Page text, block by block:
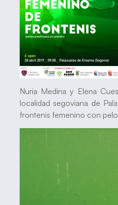
Nuria Medina y Elena
localidad segoviana de
frontenis femenino con